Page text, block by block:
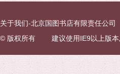
关于我们-北京国图书店有限责任公司
© 版权所有 建议使用IE9以上版本